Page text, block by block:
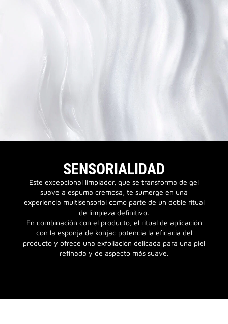
SENSORIALIDAD
Este excepcional limpiador, que se transforma de gel
suave a espuma cremosa, te sumerge en una
experiencia multisensorial como parte de un doble ritual
de limpieza definitivo.
En combinación con el producto, el ritual de aplicación
con la esponja de konjac potencia la eficacia del
producto y ofrece una exfoliación delicada para una piel
refinada y de aspecto más suave.